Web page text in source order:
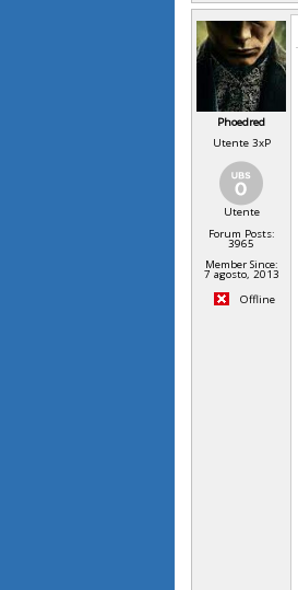
Phoedred
Utente 3xP
Utente
Forum Posts:
3965
Member Since:
7 agosto, 2013
Offline